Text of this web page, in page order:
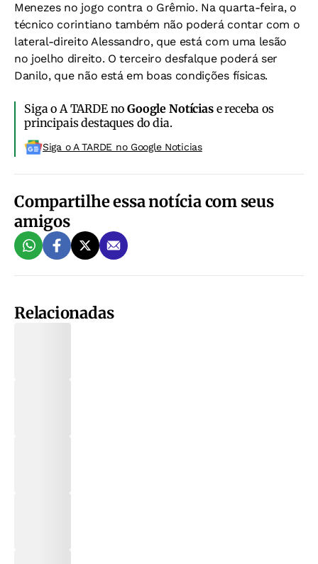
Menezes no jogo contra o Grêmio. Na quarta-feira, o
técnico corintiano também não poderá contar com o
lateral-direito Alessandro, que está com uma lesão
no joelho direito. O terceiro desfalque poderá ser
Danilo, que não está em boas condições físicas.
Siga o A TARDE noGoogle Notíciase receba os
principais destaques do dia.
Siga o A TARDE no Google Noticias
Compartilhe essa notícia com seus
amigos
Relacionadas